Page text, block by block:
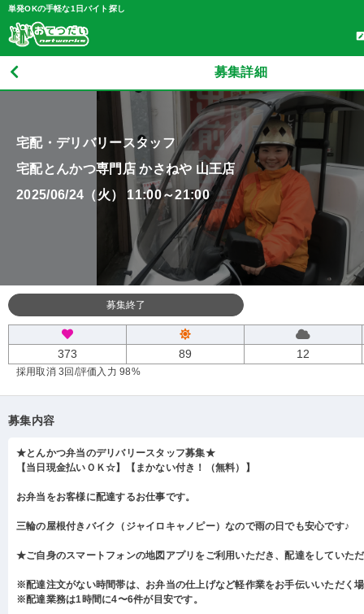
単発OKの手軽な1日バイト探し
募集詳細
宅配・デリバリースタッフ
宅配とんかつ専門店 かさねや 山王店
2025/06/24（火） 11:00～21:00
募集終了
373 89 12
採用取消 3回 /評価入力 98%
募集内容
★とんかつ弁当のデリバリースタッフ募集★
【当日現金払いＯＫ☆】【まかない付き！（無料）】
お弁当をお客様に配達するお仕事です。
三輪の屋根付きバイク（ジャイロキャノピー）なので雨の日でも安心です♪
★ご自身のスマートフォンの地図アプリをご利用いただき、配達をしていた
※配達注文がない時間帯は、お弁当の仕上げなど軽作業をお手伝いいただく
※配達業務は1時間に4〜6件が目安です。